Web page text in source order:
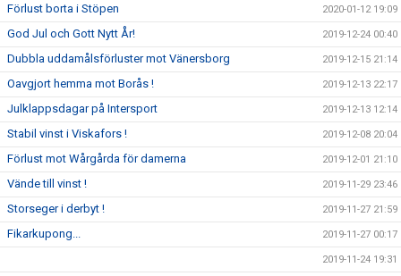
Förlust borta i Stöpen 2020-01-12 19:09
God Jul och Gott Nytt År! 2019-12-24 00:40
Dubbla uddamålsförluster mot Vänersborg 2019-12-15 21:14
Oavgjort hemma mot Borås ! 2019-12-13 22:17
Julklappsdagar på Intersport 2019-12-13 12:14
Stabil vinst i Viskafors ! 2019-12-08 20:04
Förlust mot Wårgårda för damerna 2019-12-01 21:10
Vände till vinst ! 2019-11-29 23:46
Storseger i derbyt ! 2019-11-27 21:59
Fikarkupong... 2019-11-27 00:17
2019-11-24 19:31